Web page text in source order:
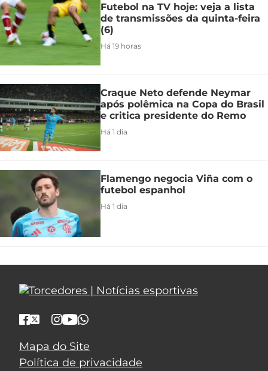
Futebol na TV hoje: veja a lista
de transmissões da quinta-feira
(6)
Há 19 horas
Craque Neto defende Neymar
após polêmica na Copa do Brasil
e critica presidente do Remo
Há 1 dia
Flamengo negocia Viña com o
futebol espanhol
Há 1 dia
Mapa do Site
Política de privacidade